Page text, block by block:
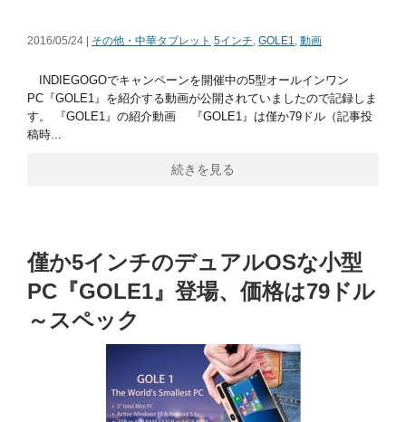
2016/05/24 | その他・中華タブレット 5インチ, GOLE1, 動画
INDIEGOGOでキャンペーンを開催中の5型オールインワン
PC『GOLE1』を紹介する動画が公開されていましたので記録しま
す。 『GOLE1』の紹介動画 『GOLE1』は僅か79ドル（記事投
稿時...
続きを見る
僅か5インチのデュアルOSな小型
PC『GOLE1』登場、価格は79ドル
～スペック